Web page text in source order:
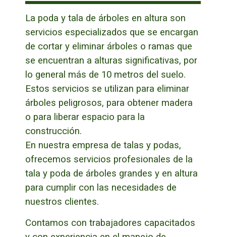
La poda y tala de árboles en altura son
servicios especializados que se encargan
de cortar y eliminar árboles o ramas que
se encuentran a alturas significativas, por
lo general más de 10 metros del suelo.
Estos servicios se utilizan para eliminar
árboles peligrosos, para obtener madera
o para liberar espacio para la
construcción.
En nuestra empresa de talas y podas,
ofrecemos servicios profesionales de la
tala y poda de árboles grandes y en altura
para cumplir con las necesidades de
nuestros clientes.
Contamos con trabajadores capacitados